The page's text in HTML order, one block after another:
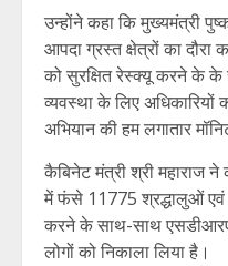
उन्होंने कहा कि मुख्यमंत्री
आपदा ग्रस्त क्षेत्रों का दौरा
को सुरक्षित रेस्क्यू करने के
व्यवस्था के लिए अधिकारियों
अभियान की हम लगातार
कैबिनेट मंत्री श्री महाराज ने
में फंसे 11775 श्रद्धालुओं एवं
करने के साथ-साथ
लोगों को निकाला लिया है।